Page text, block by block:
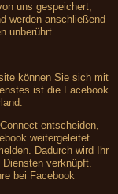
uns gespeichert,
werden anschließend
unberührt.
können Sie sich mit
ist die Facebook
entscheiden,
weitergeleitet.
Dadurch wird Ihr
verknüpft.
bei Facebook